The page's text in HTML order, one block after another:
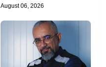
August 06, 2026